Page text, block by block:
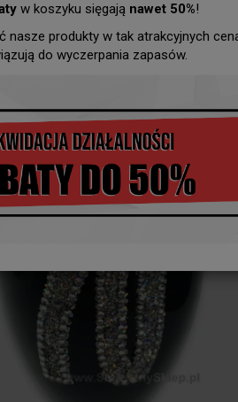
w koszyku sięgają nawet 50%!
nasze produkty w tak atrakcyjnych
do wyczerpania zapasów.